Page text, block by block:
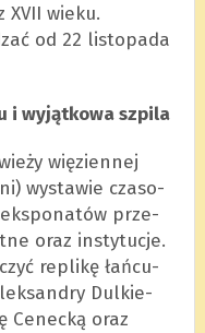
wieku.
od 22 listo­pada
i wyjąt­kowa szpila
wię­zien­nej
wysta­wie cza­so­
eks­po­na­tów prze­
oraz insty­tu­cje.
replikę łań­cu­
Dul­kie­
Cenecką oraz